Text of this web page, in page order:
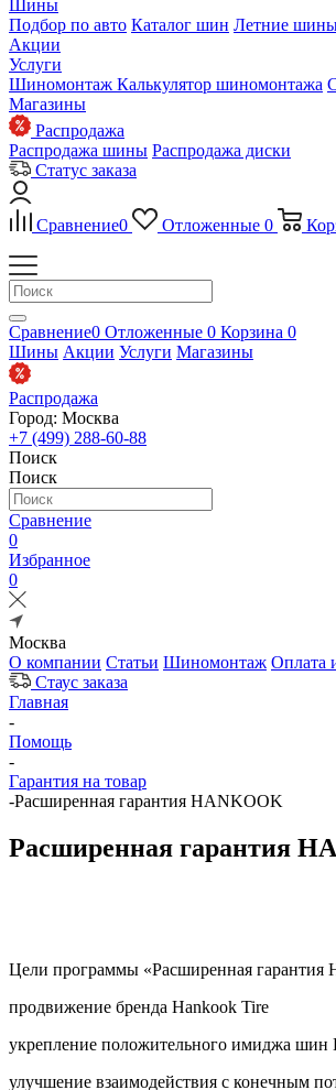
Шины
Подбор по авто Каталог шин Летние
Акции
Услуги
Шиномонтаж Калькулятор шиномонтажа
Магазины
Распродажа
Распродажа шины Распродажа диски
Статус заказа
Сравнение0 Отложенные 0
Сравнение0 Отложенные 0 Корзина 0
Шины Акции Услуги Магазины
Распродажа
Город: Москва
+7 (499) 288-60-88
Поиск
Поиск
Сравнение
0
Избранное
0
Москва
О компании Статьи Шиномонтаж Оплата
Стаус заказа
Главная
-
Помощь
-
Гарантия на товар
-Расширенная гарантия HANKOOK
Расширенная гарантия
Цели программы «Расширенная гарантия
продвижение бренда Hankook Tire
укрепление положительного имиджа шин
улучшение взаимодействия с конечным